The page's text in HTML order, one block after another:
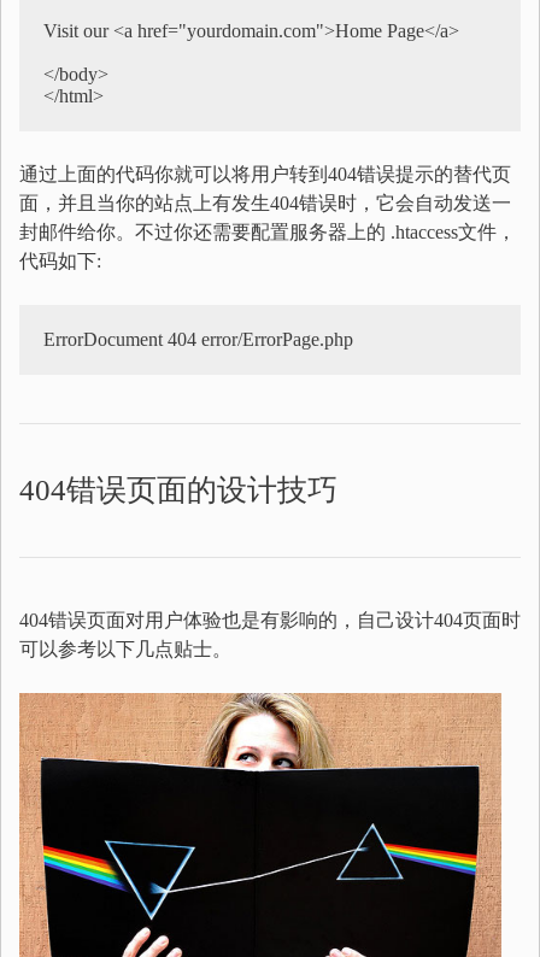
Visit our <a href="yourdomain.com">Home Page</a>
</body>
</html>
通过上面的代码你就可以将用户转到404错误提示的替代页
面，并且当你的站点上有发生404错误时，它会自动发送一
封邮件给你。不过你还需要配置服务器上的 .htaccess文件，
代码如下:
ErrorDocument 404 error/ErrorPage.php
404错误页面的设计技巧
404错误页面对用户体验也是有影响的，自己设计404页面时
可以参考以下几点贴士。